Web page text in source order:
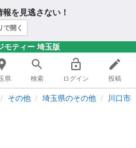
を見逃さない！
で開く
モティー 埼玉版
県 検索 ログイン 投稿
その他 埼玉県のその他 川口市